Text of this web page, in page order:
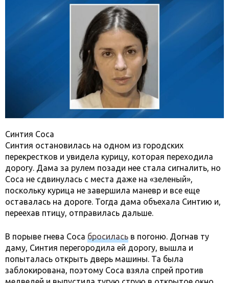
Синтия Соса
Синтия остановилась на одном из городских
перекрестков и увидела курицу, которая переходила
дорогу. Дама за рулем позади нее стала сигналить, но
Соса не сдвинулась с места даже на «зеленый»,
поскольку курица не завершила маневр и все еще
оставалась на дороге. Тогда дама объехала Синтию и,
переехав птицу, отправилась дальше.
В порыве гнева Соса бросилась в погоню. Догнав ту
даму, Синтия перегородила ей дорогу, вышла и
попыталась открыть дверь машины. Та была
заблокирована, поэтому Соса взяла спрей против